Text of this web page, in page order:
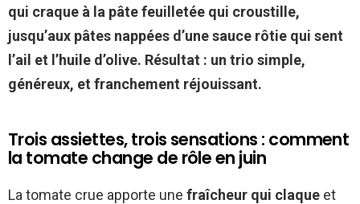
qui craque à la pâte feuilletée qui croustille,
jusqu’aux pâtes nappées d’une sauce rôtie qui sent
l’ail et l’huile d’olive. Résultat : un trio simple,
généreux, et franchement réjouissant.
Trois assiettes, trois sensations : comment
la tomate change de rôle en juin
La tomate crue apporte une fraîcheur qui claque et